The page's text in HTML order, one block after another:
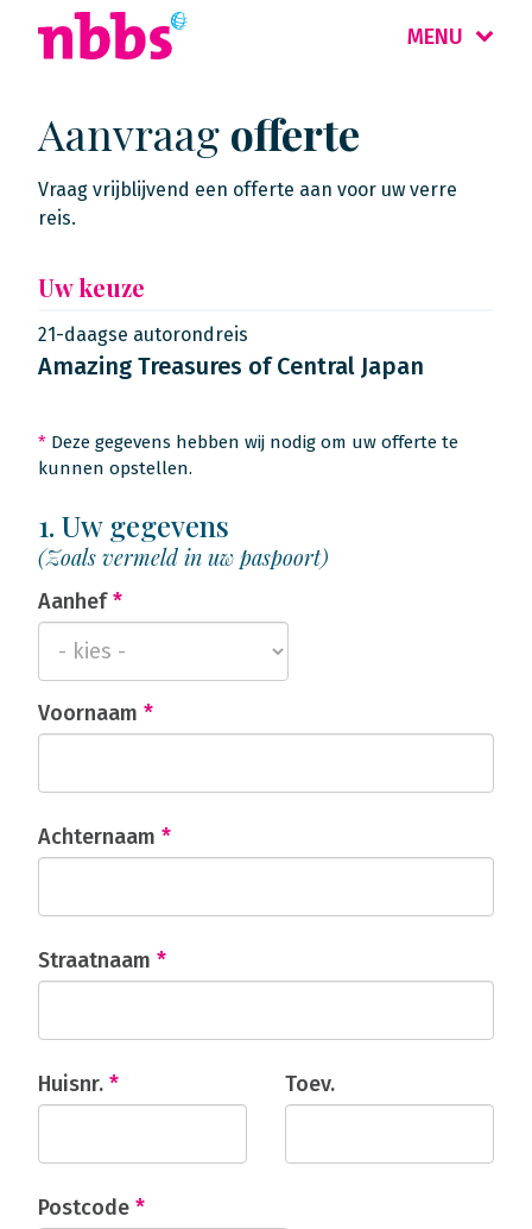
MENU
Aanvraag offerte
Vraag vrijblijvend een offerte aan voor uw verre
reis.
Uw keuze
21-daagse autorondreis
Amazing Treasures of Central Japan
* Deze gegevens hebben wij nodig om uw offerte te
kunnen opstellen.
1. Uw gegevens
(Zoals vermeld in uw paspoort)
Aanhef*
Voornaam *
Achternaam *
Straatnaam *
Huisnr. * Toev.
Postcode *